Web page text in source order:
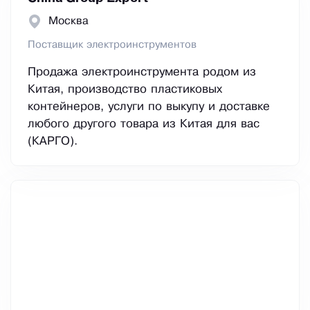
Москва
Поставщик электроинструментов
Продажа электроинструмента родом из
Китая, производство пластиковых
контейнеров, услуги по выкупу и доставке
любого другого товара из Китая для вас
(КАРГО).